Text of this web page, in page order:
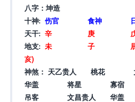
八字：坤造
十神: 伤官 食神
天干: 辛 庚
地支: 未 子
亥)
神煞： 天乙贵人 桃花
华盖 将星 寡宿
吊客 文昌贵人 华